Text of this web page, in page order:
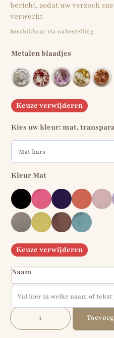
bericht, zodat uw verzoek
verwerkt
Beschikbaar via nabestelling
Metalen blaadjes
Keuze verwijderen
Kies uw kleur: mat,
Kleur Mat
Keuze verwijderen
Naam